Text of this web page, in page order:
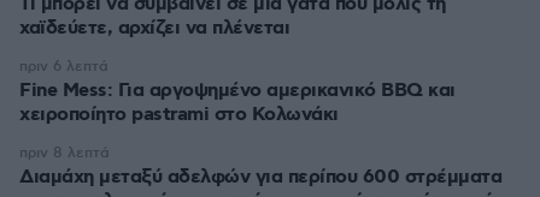
χαϊδεύετε, αρχίζει να πλένεται
Fine Mess: Για αργοψημένο αμερικανικό BBQ και
χειροποίητο pastrami στο Κολωνάκι
πριν 6 λεπτά
Διαμάχη μεταξύ αδελφών για περίπου 600 στρέμματα
πριν 8 λεπτά